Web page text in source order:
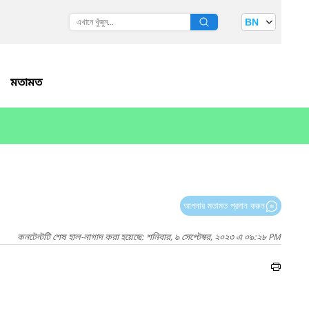
BN
মতামত
আপনার মতামত প্রদান করুন
কনটেন্টটি শেষ হাল-নাগাদ করা হয়েছে: শনিবার, ৯ সেপ্টেম্বর, ২০২৩ এ ০৯:২৮ PM